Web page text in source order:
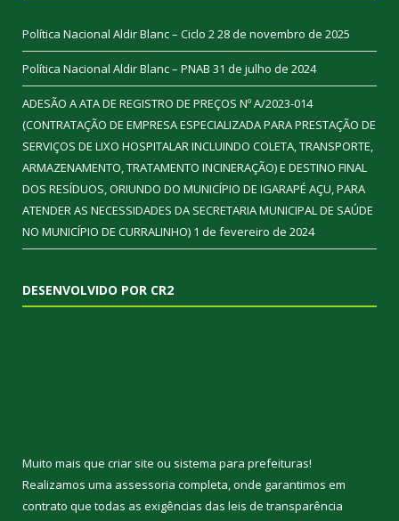
Política Nacional Aldir Blanc – Ciclo 228 de novembro de 2025
Política Nacional Aldir Blanc – PNAB 31 de julho de 2024
ADESÃO A ATA DE REGISTRO DE PREÇOS Nº A/2023-014
(CONTRATAÇÃO DE EMPRESA ESPECIALIZADA PARA PRESTAÇÃO DE
SERVIÇOS DE LIXO HOSPITALAR INCLUINDO COLETA, TRANSPORTE,
ARMAZENAMENTO, TRATAMENTO INCINERAÇÃO) E DESTINO FINAL
DOS RESÍDUOS, ORIUNDO DO MUNICÍPIO DE IGARAPÉ AÇU, PARA
ATENDER AS NECESSIDADES DA SECRETARIA MUNICIPAL DE SAÚDE
NO MUNICÍPIO DE CURRALINHO) 1 de fevereiro de 2024
DESENVOLVIDO POR CR2
Muito mais que criar site ou sistema para prefeituras!
Realizamos uma assessoria completa, onde garantimos em
contrato que todas as exigências das leis de transparência